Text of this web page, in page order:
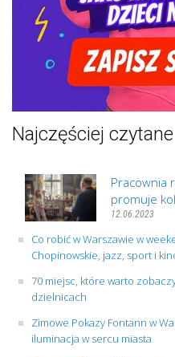
Najczęściej czytane
Pracownia
promuje
12.06.2023
Co robić w Warszawie w
Chopinowskie, jazz, sport i
70 miejsc, które warto
dzielnicach
Zimowe Pokazy Fontann w
iluminacja w sercu miasta